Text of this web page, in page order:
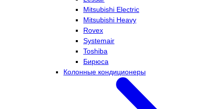
Mitsubishi Electric
Mitsubishi Heavy
Rovex
Systemair
Toshiba
Бирюса
Колонные кондиционеры